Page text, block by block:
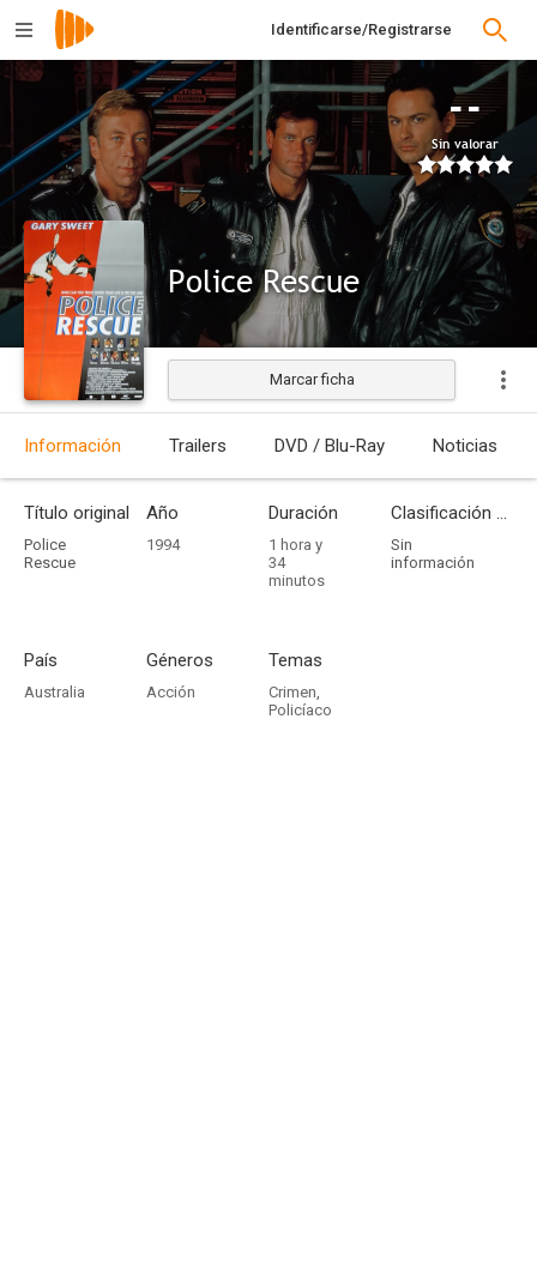
Identificarse/Registrarse
--
Sin valorar
Police Rescue
Estrenada
Marcar ficha
Información Trailers DVD / Blu-Ray Noticias
Título original
Police
Rescue
Año
1994
Duración
1 hora y
34
minutos
Clasificación por edades
Sin
información
País
Australia
Géneros
Acción
Temas
Crimen,
Policíaco